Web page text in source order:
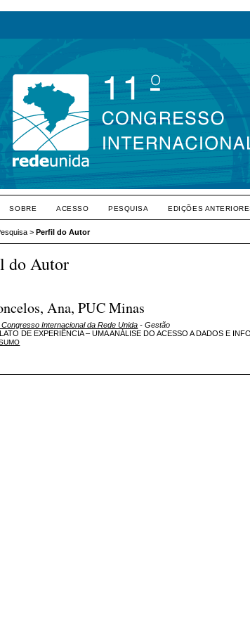
SOBRE ACESSO PESQUISA EDIÇÕES
>Perfil do Autor
do Autor
Ana, PUC Minas
Congresso Internacional da Rede Unida - Gestão
DE EXPERIÊNCIA – UMA ANÁLISE DO ACESSO A DADOS E